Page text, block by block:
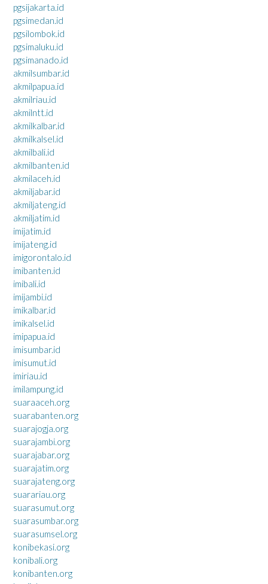
pgsijakarta.id
pgsimedan.id
pgsilombok.id
pgsimaluku.id
pgsimanado.id
akmilsumbar.id
akmilpapua.id
akmilriau.id
akmilntt.id
akmilkalbar.id
akmilkalsel.id
akmilbali.id
akmilbanten.id
akmilaceh.id
akmiljabar.id
akmiljateng.id
akmiljatim.id
imijatim.id
imijateng.id
imigorontalo.id
imibanten.id
imibali.id
imijambi.id
imikalbar.id
imikalsel.id
imipapua.id
imisumbar.id
imisumut.id
imiriau.id
imilampung.id
suaraaceh.org
suarabanten.org
suarajogja.org
suarajambi.org
suarajabar.org
suarajatim.org
suarajateng.org
suarariau.org
suarasumut.org
suarasumbar.org
suarasumsel.org
konibekasi.org
konibali.org
konibanten.org